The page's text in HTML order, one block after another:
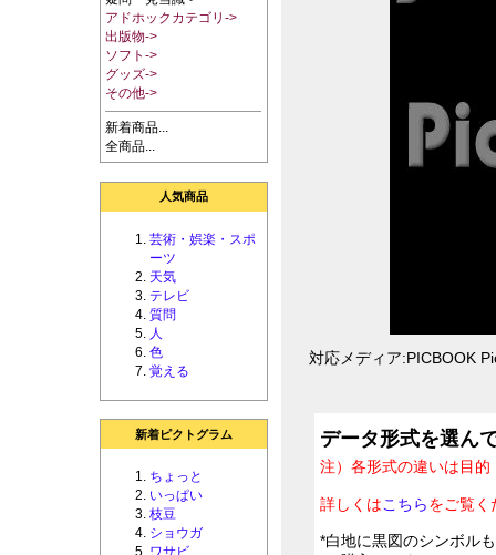
アドホックカテゴリ->
出版物->
ソフト->
グッズ->
その他->
新着商品...
全商品...
人気商品
芸術・娯楽・スポ
ーツ
天気
テレビ
質問
人
色
覚える
新着ピクトグラム
ちょっと
いっぱい
枝豆
ショウガ
ワサビ
対応メディア:PICBOOK
データ形式を選ん
注）各形式の違いは目
詳しくはこちらをご覧く
*白地に黒図のシンボル